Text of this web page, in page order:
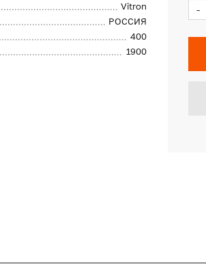
Vitron
РОССИЯ
400
1900
-